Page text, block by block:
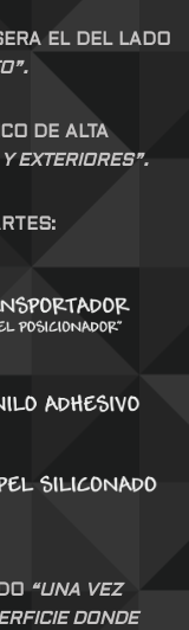
EL DEL LADO
DE ALTA
EXTERIORES”.
“UNA VEZ
DONDE